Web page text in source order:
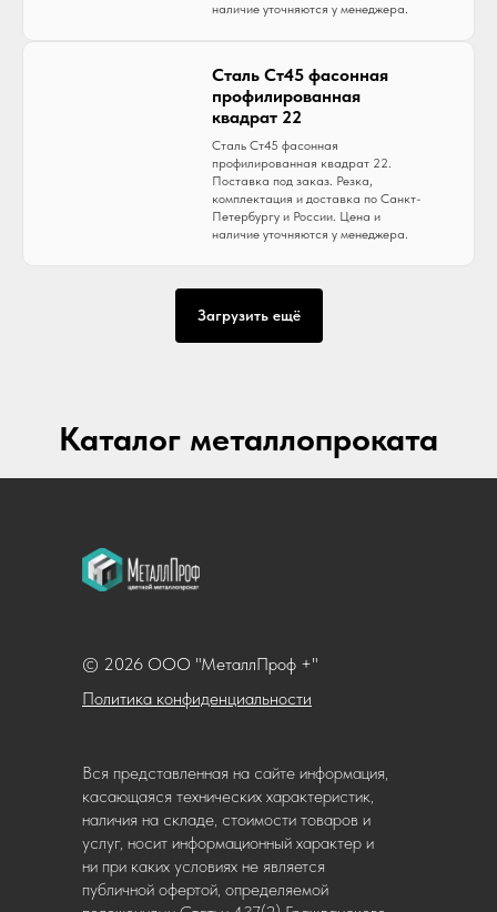
наличие уточняются у менеджера.
Сталь Ст45 фасонная
профилированная
квадрат 22
Сталь Ст45 фасонная
профилированная квадрат 22.
Поставка под заказ. Резка,
комплектация и доставка по Санкт-
Петербургу и России. Цена и
наличие уточняются у менеджера.
Загрузить ещё
Каталог металлопроката
Политика конфиденциальности
© 2026 ООО "МеталлПроф +"
Вся представленная на сайте информация,
касающаяся технических характеристик,
наличия на складе, стоимости товаров и
услуг, носит информационный характер и
ни при каких условиях не является
публичной офертой, определяемой